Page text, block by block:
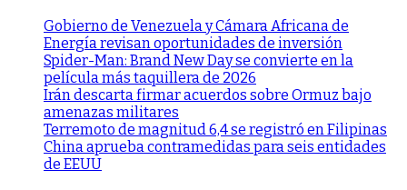
Gobierno de Venezuela y Cámara Africana de
Energía revisan oportunidades de inversión
Spider-Man: Brand New Day se convierte en la
película más taquillera de 2026
Irán descarta firmar acuerdos sobre Ormuz bajo
amenazas militares
Terremoto de magnitud 6,4 se registró en Filipinas
China aprueba contramedidas para seis entidades
de EEUU